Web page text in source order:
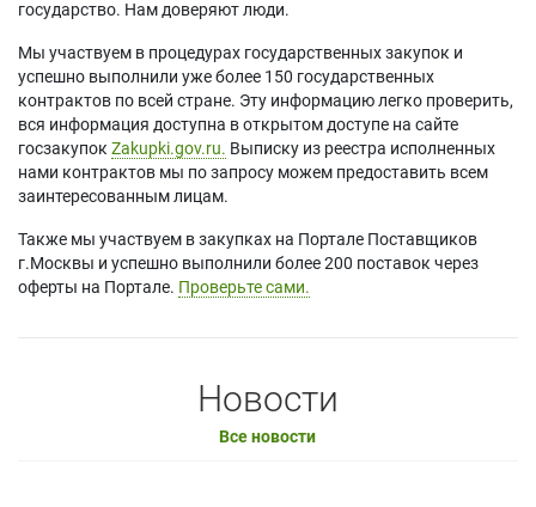
государство. Нам доверяют люди.
Мы участвуем в процедурах государственных закупок и
успешно выполнили уже более 150 государственных
контрактов по всей стране. Эту информацию легко проверить,
вся информация доступна в открытом доступе на сайте
госзакупок Zakupki.gov.ru. Выписку из реестра исполненных
нами контрактов мы по запросу можем предоставить всем
заинтересованным лицам.
Также мы участвуем в закупках на Портале Поставщиков
г.Москвы и успешно выполнили более 200 поставок через
оферты на Портале. Проверьте сами.
Новости
Все новости